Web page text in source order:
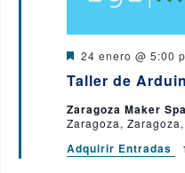
Taller de
D
s
a
c
d
24 enero @ 5:00
Zaragoza Maker
Zaragoza,
Adquirir Entradas